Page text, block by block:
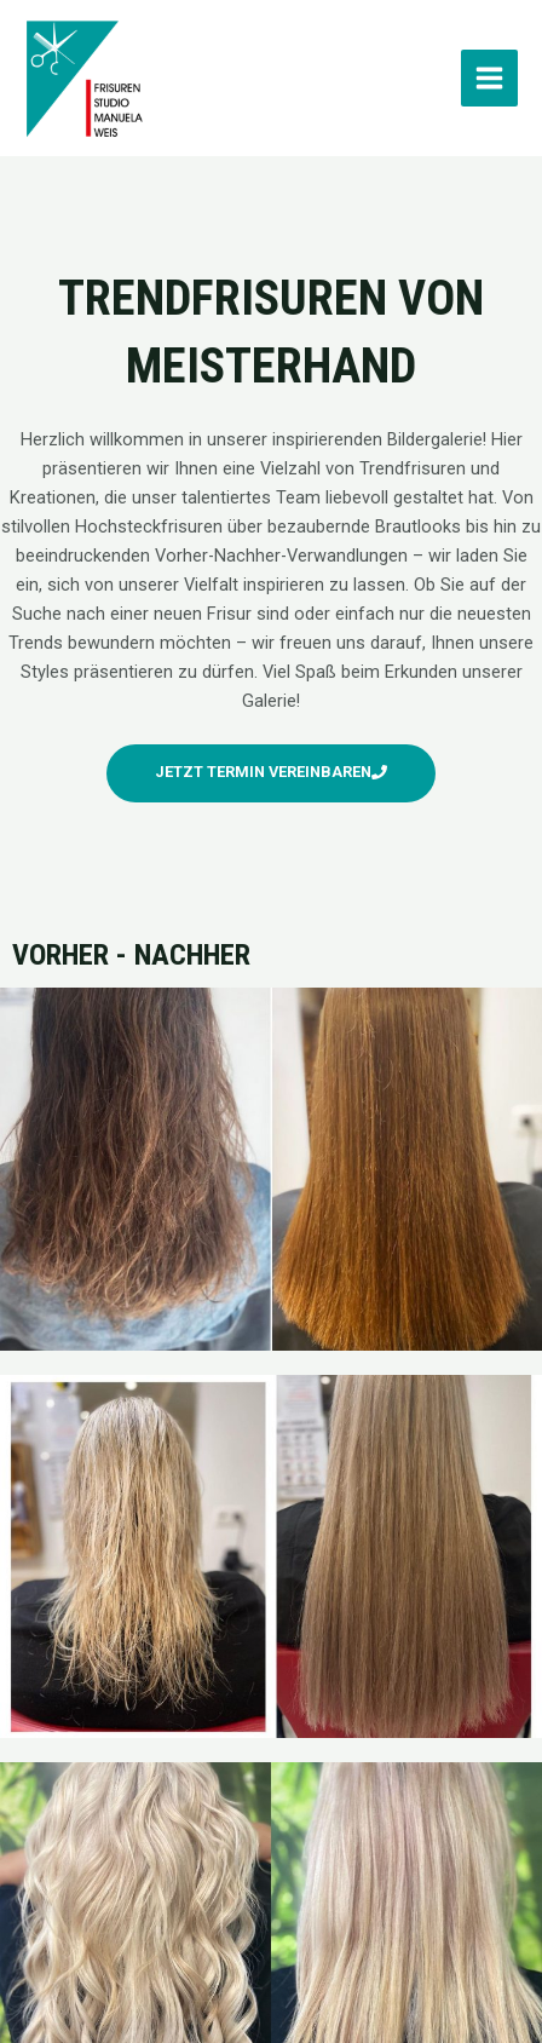
Inhalt
springen
TRENDFRISUREN VON
MEISTERHAND
Herzlich willkommen in unserer inspirierenden Bildergalerie! Hier
präsentieren wir Ihnen eine Vielzahl von Trendfrisuren und
Kreationen, die unser talentiertes Team liebevoll gestaltet hat. Von
stilvollen Hochsteckfrisuren über bezaubernde Brautlooks bis hin zu
beeindruckenden Vorher-Nachher-Verwandlungen – wir laden Sie
ein, sich von unserer Vielfalt inspirieren zu lassen. Ob Sie auf der
Suche nach einer neuen Frisur sind oder einfach nur die neuesten
Trends bewundern möchten – wir freuen uns darauf, Ihnen unsere
Styles präsentieren zu dürfen. Viel Spaß beim Erkunden unserer
Galerie!
JETZT TERMIN VEREINBAREN
VORHER - NACHHER